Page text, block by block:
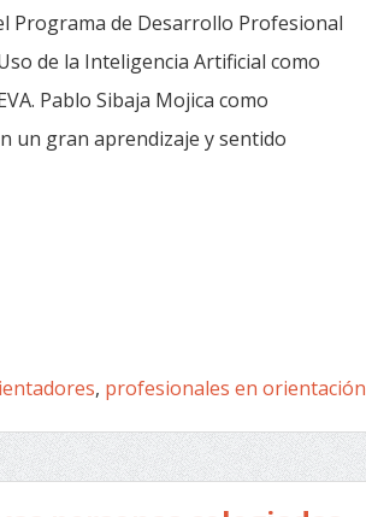
Programa de Desarrollo Profesional
de la Inteligencia Artificial como
Pablo Sibaja Mojica como
un gran aprendizaje y sentido
, profesionales en orientación